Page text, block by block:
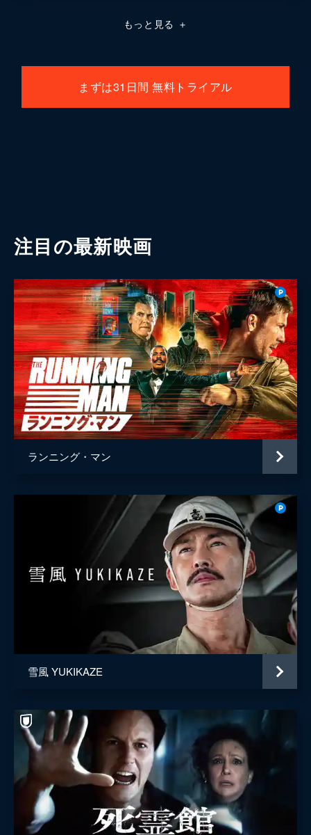
もっと見る ＋
まずは31日間 無料トライアル
注目の最新映画
ランニング・マン
雪風 YUKIKAZE